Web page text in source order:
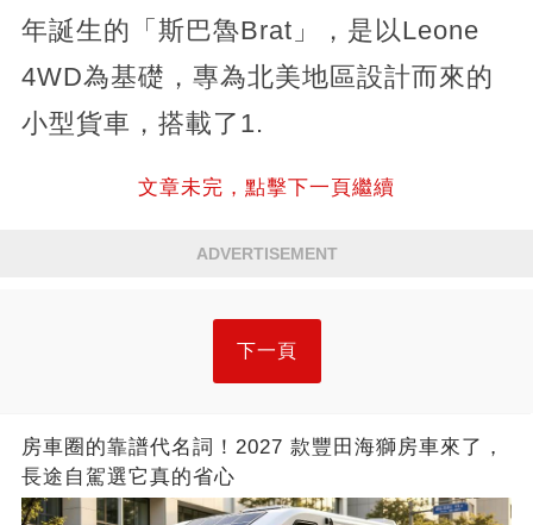
年誕生的「斯巴魯Brat」，是以Leone
4WD為基礎，專為北美地區設計而來的
小型貨車，搭載了1.
文章未完，點擊下一頁繼續
ADVERTISEMENT
下一頁
房車圈的靠譜代名詞！2027 款豐田海獅房車來了，
長途自駕選它真的省心